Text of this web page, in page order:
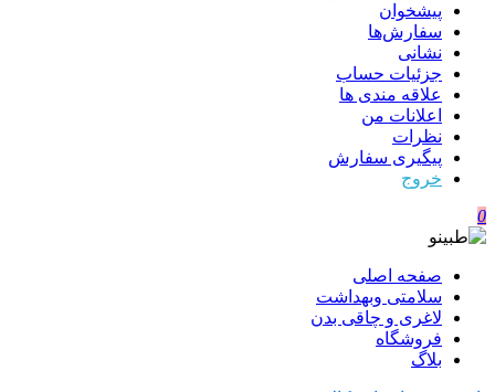
پیشخوان
سفارش‌ها
نشانی
جزئیات حساب
علاقه مندی ها
اعلانات من
نظرات
پیگیری سفارش
خروج
0
صفحه اصلی
سلامتی وبهداشت
لاغری و چاقی بدن
فروشگاه
بلاگ